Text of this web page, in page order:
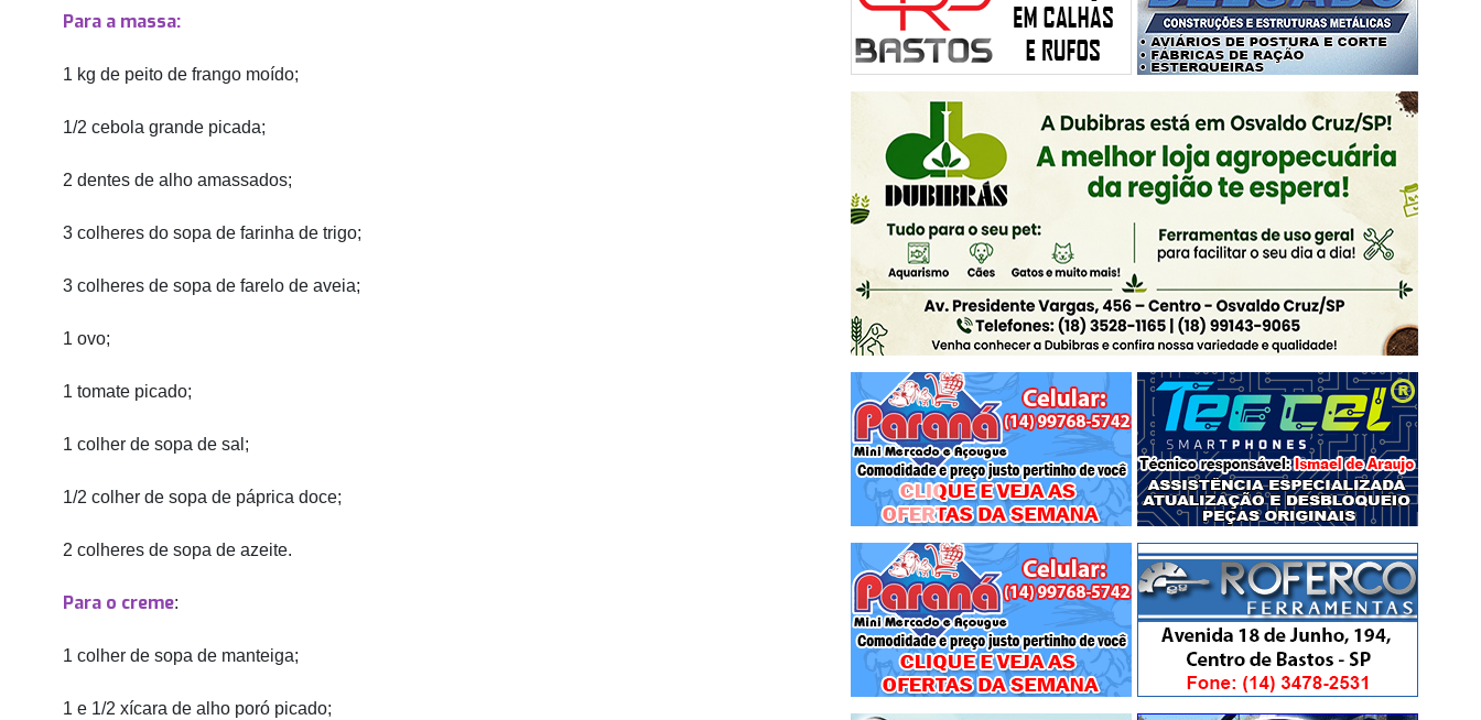
Para a massa:
1 kg de peito de frango moído;
1/2 cebola grande picada;
2 dentes de alho amassados;
3 colheres do sopa de farinha de trigo;
3 colheres de sopa de farelo de aveia;
1 ovo;
1 tomate picado;
1 colher de sopa de sal;
1/2 colher de sopa de páprica doce;
2 colheres de sopa de azeite.
Para o creme:
1 colher de sopa de manteiga;
1 e 1/2 xícara de alho poró picado;